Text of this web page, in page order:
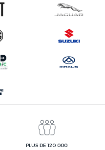
PLUS DE 120 000